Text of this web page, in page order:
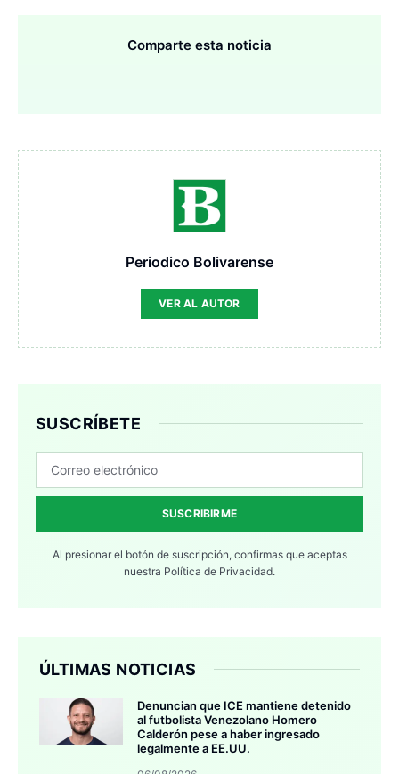
Comparte esta noticia
Periodico Bolivarense
VER AL AUTOR
SUSCRÍBETE
SUSCRIBIRME
Al presionar el botón de suscripción, confirmas que aceptas
nuestra Política de Privacidad.
ÚLTIMAS NOTICIAS
Denuncian que ICE mantiene detenido
al futbolista Venezolano Homero
Calderón pese a haber ingresado
legalmente a EE.UU.